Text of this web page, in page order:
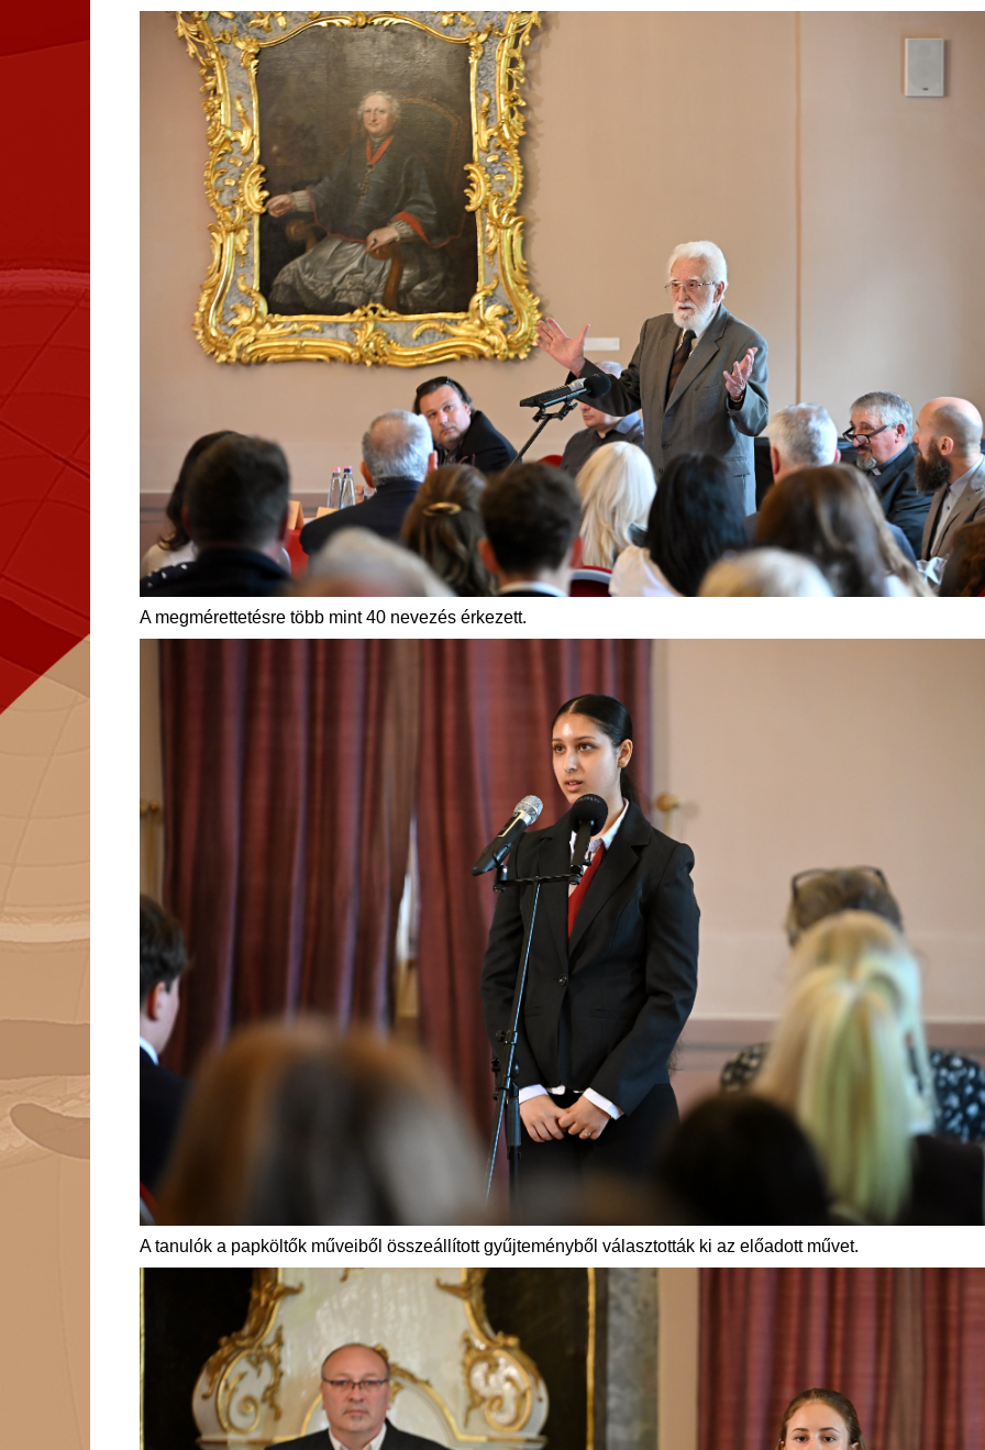
A megmérettetésre több mint 40 nevezés érkezett.
A tanulók a papköltők műveiből összeállított gyűjteményből választották ki az előadott művet.